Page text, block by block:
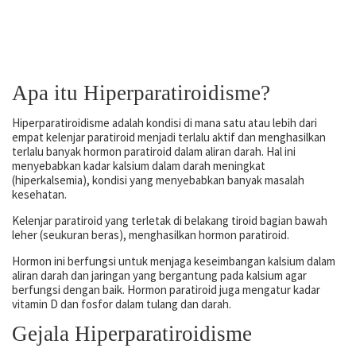
Apa itu Hiperparatiroidisme?
Hiperparatiroidisme adalah kondisi di mana satu atau lebih dari
empat kelenjar paratiroid menjadi terlalu aktif dan menghasilkan
terlalu banyak hormon paratiroid dalam aliran darah. Hal ini
menyebabkan kadar kalsium dalam darah meningkat
(hiperkalsemia), kondisi yang menyebabkan banyak masalah
kesehatan.
Kelenjar paratiroid yang terletak di belakang tiroid bagian bawah
leher (seukuran beras), menghasilkan hormon paratiroid.
Hormon ini berfungsi untuk menjaga keseimbangan kalsium dalam
aliran darah dan jaringan yang bergantung pada kalsium agar
berfungsi dengan baik. Hormon paratiroid juga mengatur kadar
vitamin D dan fosfor dalam tulang dan darah.
Gejala Hiperparatiroidisme